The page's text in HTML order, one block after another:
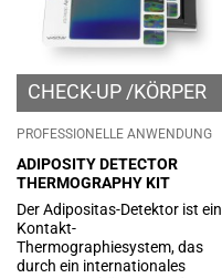
CHECK-UP KÖRPER
PROFESSIONELLE ANWENDUNG
ADIPOSITY DETECTOR
THERMOGRAPHY KIT
Der Adipositas-Detektor ist ein
Kontakt-
Thermographiesystem, das
durch ein internationales